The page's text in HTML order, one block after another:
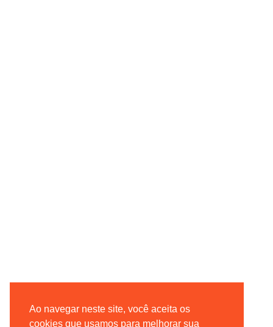
Ao navegar neste site, você aceita os
cookies que usamos para melhorar sua